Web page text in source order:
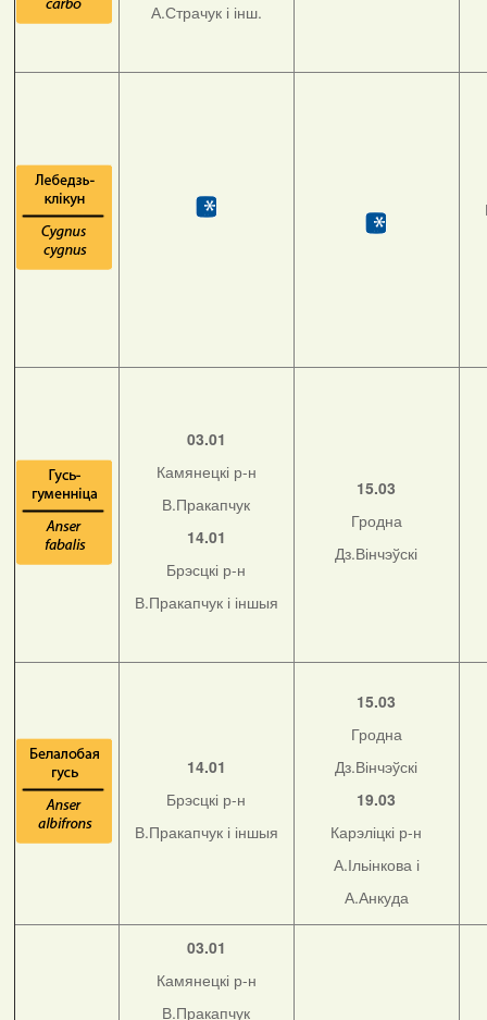
А.Страчук і інш.
03.01
Камянецкі р-н
В.Пракапчук
14.01
Брэсцкі р-н
В.Пракапчук і іншыя
15.03
Гродна
Дз.Вінчэўскі
14.01
Брэсцкі р-н
В.Пракапчук і іншыя
15.03
Гродна
Дз.Вінчэўскі
19.03
Карэліцкі р-н
А.Ільінкова і
А.Анкуда
03.01
Камянецкі р-н
В.Пракапчук